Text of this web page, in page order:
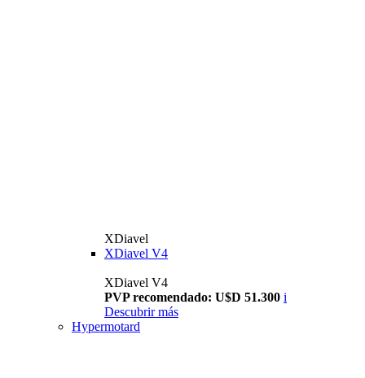
XDiavel
XDiavel V4
XDiavel V4
PVP recomendado: U$D 51.300 i
Descubrir más
Hypermotard